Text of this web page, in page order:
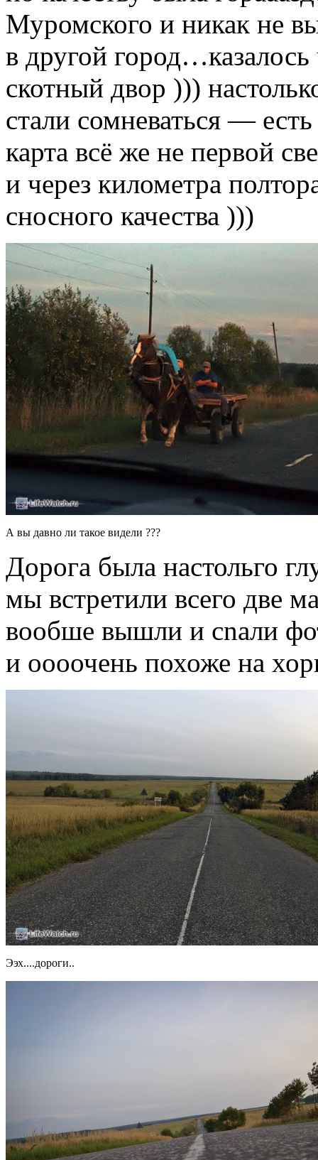
Муромского и никак не
в другой
скотный двор )))
стали сомневаться —
карта всё же не первой
и через километра
сносного качества )))
А вы давно ли такое видели ???
Дорога была настольго
мы встретили всего две
вообше вышли и сnали
и оооочень похоже на
Ээх....дороги..